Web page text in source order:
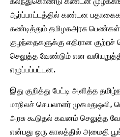
ஆர்ப்பாட்டத்தில் கண்டன
கண்டித்தும் தமிழகஅரசு
குழந்தைகளுக்கு எதிரான
செலுத்த வேண்டும் என
எழுப்பப்பட்டன.
இது குறித்து பேட்டி அளித்த
மாநிலச் செயலாளர் முகமதுஒலி,
அரசு கூடுதல் கவனம் செலுத்த
என்பது ஒரு காலத்தில் அமைதி